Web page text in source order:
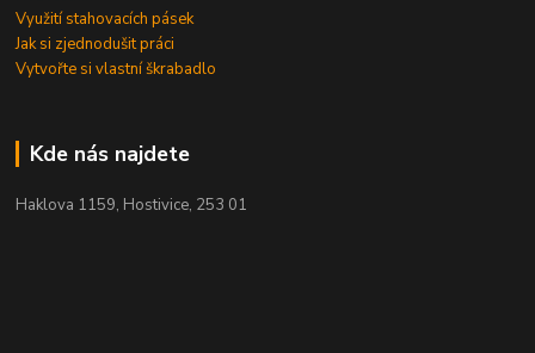
Využití stahovacích pásek
Jak si zjednodušit práci
Vytvořte si vlastní škrabadlo
Kde nás najdete
Haklova 1159, Hostivice, 253 01